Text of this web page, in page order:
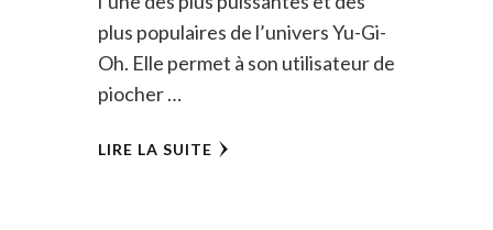
plus populaires de l’univers Yu-Gi-
Oh. Elle permet à son utilisateur de
piocher …
LIRE LA SUITE